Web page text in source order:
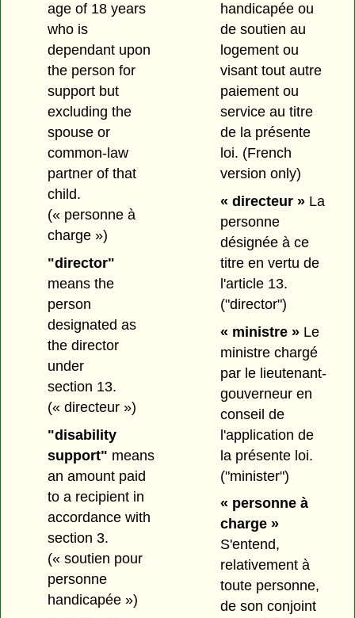
age of 18 years
who is
dependant upon
the person for
support but
excluding the
spouse or
common-law
partner of that
child.
(« personne à
charge »)
"director"
means the
person
designated as
the director
under
section 13.
(« directeur »)
"disability
support" means
an amount paid
to a recipient in
accordance with
section 3.
(« soutien pour
personne
handicapée »)
handicapée ou
de soutien au
logement ou
visant tout autre
paiement ou
service au titre
de la présente
loi. (French
version only)
« directeur » La
personne
désignée à ce
titre en vertu de
l'article 13.
("director")
« ministre »Le
ministre chargé
par le lieutenant-
gouverneur en
conseil de
l'application de
la présente loi.
("minister")
« personne à
charge »
S'entend,
relativement à
toute personne,
de son conjoint